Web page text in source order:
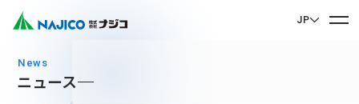
JP
ホーム
ニュース
news